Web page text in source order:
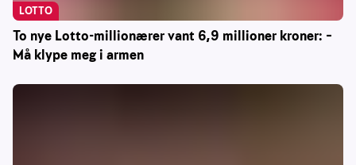
To nye Lotto-millionærer vant 6,9 millioner kroner: –
Må klype meg i armen
LOTTO